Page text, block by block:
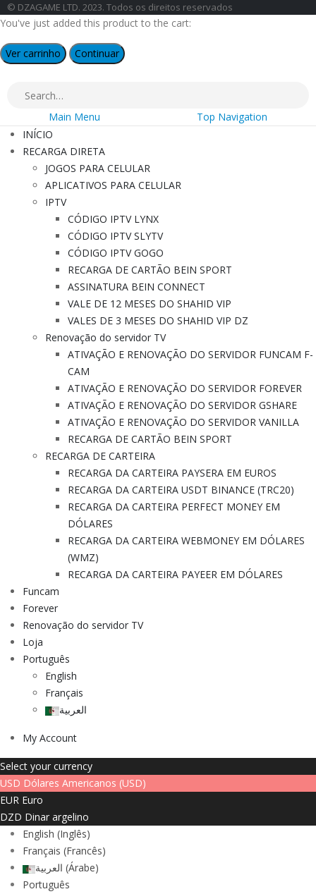
© DZAGAME LTD. 2023. Todos os direitos reservados
You've just added this product to the cart:
Ver carrinho Continuar
Main Menu
Top Navigation
INÍCIO
RECARGA DIRETA
JOGOS PARA CELULAR
APLICATIVOS PARA CELULAR
IPTV
CÓDIGO IPTV LYNX
CÓDIGO IPTV SLYTV
CÓDIGO IPTV GOGO
RECARGA DE CARTÃO BEIN SPORT
ASSINATURA BEIN CONNECT
VALE DE 12 MESES DO SHAHID VIP
VALES DE 3 MESES DO SHAHID VIP DZ
Renovação do servidor TV
ATIVAÇÃO E RENOVAÇÃO DO SERVIDOR FUNCAM F-
CAM
ATIVAÇÃO E RENOVAÇÃO DO SERVIDOR FOREVER
ATIVAÇÃO E RENOVAÇÃO DO SERVIDOR GSHARE
ATIVAÇÃO E RENOVAÇÃO DO SERVIDOR VANILLA
RECARGA DE CARTÃO BEIN SPORT
RECARGA DE CARTEIRA
RECARGA DA CARTEIRA PAYSERA EM EUROS
RECARGA DA CARTEIRA USDT BINANCE (TRC20)
RECARGA DA CARTEIRA PERFECT MONEY EM
DÓLARES
RECARGA DA CARTEIRA WEBMONEY EM DÓLARES
(WMZ)
RECARGA DA CARTEIRA PAYEER EM DÓLARES
Funcam
Forever
Renovação do servidor TV
Loja
Português
English
Français
العربية
My Account
Select your currency
USD Dólares Americanos (USD)
EUR Euro
DZD Dinar argelino
English (Inglês)
Français (Francês)
العربية (Árabe)
Português